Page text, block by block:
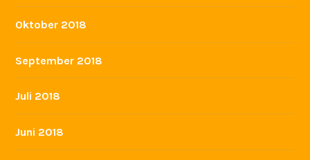
Oktober 2018
September 2018
Juli 2018
Juni 2018